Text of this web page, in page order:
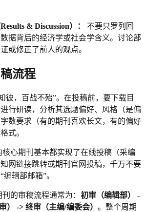
& Discussion）：
不要只罗列回
据背后的经济学或社会学含义。讨论部
或修正了前人的观点。
流程
彼，百战不殆”。在投稿前，要下载目
行研读，分析其选题偏好、风格（是偏
数要求（有的期刊喜欢长文，有的偏好
式。
核心期刊基本都实现了在线投稿（采编
网链接跳转或期刊官网投稿，千万不要
辑部邮箱”。
的审稿流程通常为： 初审（编辑部） -
） -> 终审（主编/编委会） 。整个周期